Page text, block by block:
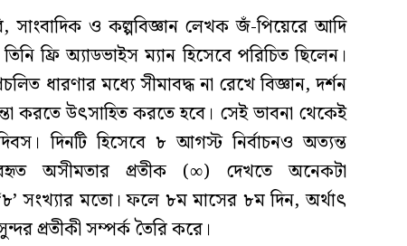
সাংবাদিক ও কল্পবিজ্ঞান লেখক জঁ-পিয়েরে আদি
ফ্রি অ্যাডভাইস ম্যান হিসেবে পরিচিত ছিলেন।
ধারণার মধ্যে সীমাবদ্ধ না রেখে বিজ্ঞান, দর্শন
করতে উৎসাহিত করতে হবে। সেই ভাবনা থেকেই
দিনটি হিসেবে ৮ আগস্ট নির্বাচনও অত্যন্ত
অসীমতার প্রতীক (∞) দেখতে অনেকটা
সংখ্যার মতো। ফলে ৮ম মাসের ৮ম দিন, অর্থাৎ
প্রতীকী সম্পর্ক তৈরি করে।